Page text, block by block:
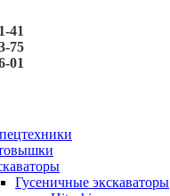
41
75
01
Гусеничные экскаваторы